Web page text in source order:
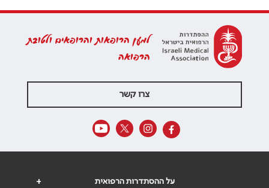
למען הרופאות והרופאים ולטובת
הרפואה
צרו קשר
+ על ההסתדרות הרפואית